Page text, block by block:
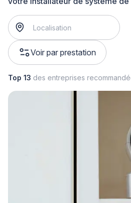
Voir par prestation
Top 13 des entreprises